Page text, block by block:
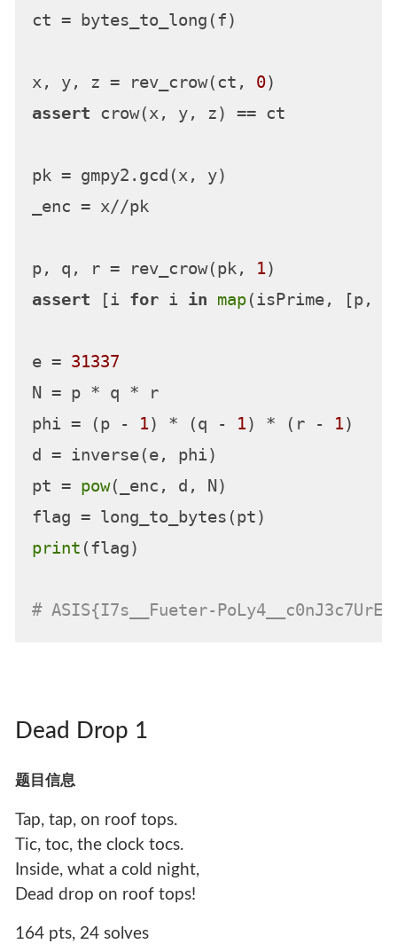
ct = bytes_to_long(f)
x, y, z = rev_crow(ct, 0
assert crow(x, y, z) == ct
pk = gmpy2.gcd(x, y)
_enc = x//pk
p, q, r = rev_crow(pk, 1
assert [i for i in map(isPrime, [p,
e = 31337
N = p * q * r
phi = (p - 1) * (q - 1) * (r - 1)
d = inverse(e, phi)
pt = pow(_enc, d, N)
print (flag)
# ASIS{I7s__Fueter-
Dead Drop 1
题目信息
Tap, tap, on roof tops.
Tic, toc, the clock tocs.
Inside, what a cold night,
Dead drop on roof tops!
164 pts, 24 solves